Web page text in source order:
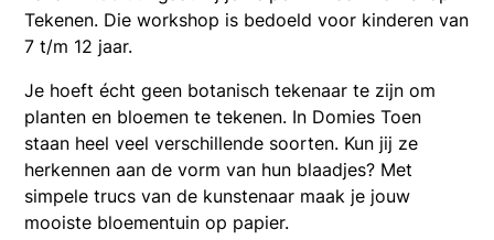
Tekenen. Die workshop is bedoeld voor kinderen van
7 t/m 12 jaar.
Je hoeft écht geen botanisch tekenaar te zijn om
planten en bloemen te tekenen. In Domies Toen
staan heel veel verschillende soorten. Kun jij ze
herkennen aan de vorm van hun blaadjes? Met
simpele trucs van de kunstenaar maak je jouw
mooiste bloementuin op papier.